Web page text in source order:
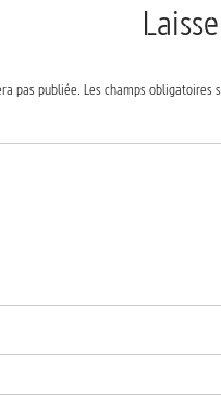
pas publiée. Les champs obligatoires